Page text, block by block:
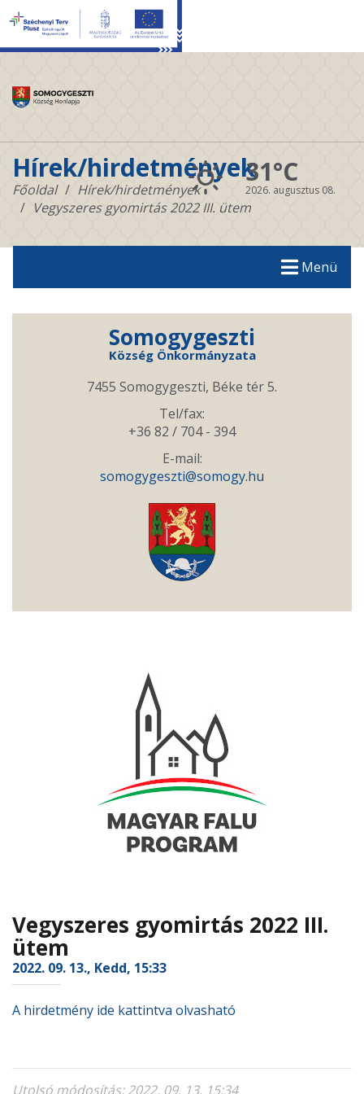
Hírek/hirdetmények
Főoldal
Hírek/hirdetmények
Vegyszeres gyomirtás 2022 III. ütem
31°C
2026. augusztus 08.
Menü
Somogygeszti
Község Önkormányzata
7455 Somogygeszti, Béke tér 5.
Tel/fax:
+36 82 / 704 - 394
E-mail:
somogygeszti@somogy.hu
Vegyszeres gyomirtás 2022 III.
ütem
2022. 09. 13., Kedd, 15:33
A hirdetmény ide kattintva olvasható
Utolsó módosítás: 2022. 09. 13. 15:34